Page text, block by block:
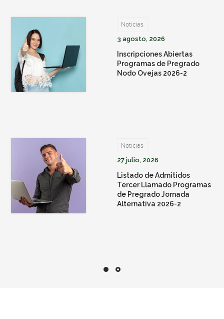
Noticias
3 agosto, 2026
Inscripciones Abiertas
Programas de Pregrado
Nodo Ovejas 2026-2
Noticias
27 julio, 2026
Listado de Admitidos
Tercer Llamado Programas
de Pregrado Jornada
Alternativa 2026-2